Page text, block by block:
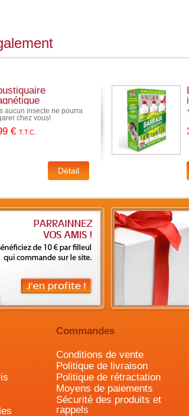
aucun insecte ne pourra
chez vous!
€ T.T.C.
Commandes
Conditions de vente
Politique de livraison
Politique de rétractation
Moyens de paiements
Sécurité des produits et
rappels